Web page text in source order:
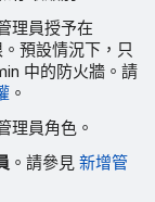
理員授予在
預設情況下，只
中的防火牆。請
。
理員角色。
。請參見新增管